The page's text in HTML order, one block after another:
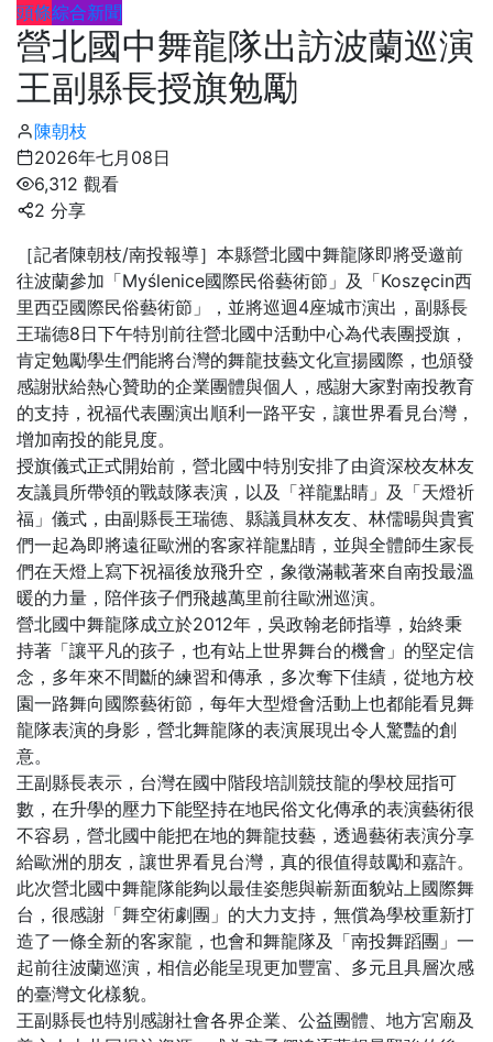
頭條綜合新聞
營北國中舞龍隊出訪波蘭巡演
王副縣長授旗勉勵
陳朝枝
2026年七月08日
6,312 觀看
2 分享
［記者陳朝枝/南投報導］本縣營北國中舞龍隊即將受邀前
往波蘭參加「Myślenice國際民俗藝術節」及「Koszęcin西
里西亞國際民俗藝術節」，並將巡迴4座城市演出，副縣長
王瑞德8日下午特別前往營北國中活動中心為代表團授旗，
肯定勉勵學生們能將台灣的舞龍技藝文化宣揚國際，也頒發
感謝狀給熱心贊助的企業團體與個人，感謝大家對南投教育
的支持，祝福代表團演出順利一路平安，讓世界看見台灣，
增加南投的能見度。
授旗儀式正式開始前，營北國中特別安排了由資深校友林友
友議員所帶領的戰鼓隊表演，以及「祥龍點睛」及「天燈祈
福」儀式，由副縣長王瑞德、縣議員林友友、林儒暘與貴賓
們一起為即將遠征歐洲的客家祥龍點睛，並與全體師生家長
們在天燈上寫下祝福後放飛升空，象徵滿載著來自南投最溫
暖的力量，陪伴孩子們飛越萬里前往歐洲巡演。
營北國中舞龍隊成立於2012年，吳政翰老師指導，始終秉
持著「讓平凡的孩子，也有站上世界舞台的機會」的堅定信
念，多年來不間斷的練習和傳承，多次奪下佳績，從地方校
園一路舞向國際藝術節，每年大型燈會活動上也都能看見舞
龍隊表演的身影，營北舞龍隊的表演展現出令人驚豔的創
意。
王副縣長表示，台灣在國中階段培訓競技龍的學校屈指可
數，在升學的壓力下能堅持在地民俗文化傳承的表演藝術很
不容易，營北國中能把在地的舞龍技藝，透過藝術表演分享
給歐洲的朋友，讓世界看見台灣，真的很值得鼓勵和嘉許。
此次營北國中舞龍隊能夠以最佳姿態與嶄新面貌站上國際舞
台，很感謝「舞空術劇團」的大力支持，無償為學校重新打
造了一條全新的客家龍，也會和舞龍隊及「南投舞蹈團」一
起前往波蘭巡演，相信必能呈現更加豐富、多元且具層次感
的臺灣文化樣貌。
王副縣長也特別感謝社會各界企業、公益團體、地方宮廟及